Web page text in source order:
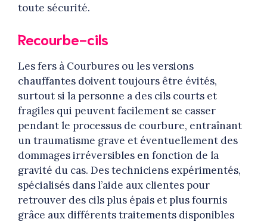
toute sécurité.
Recourbe-cils
Les fers à Courbures ou les versions
chauffantes doivent toujours être évités,
surtout si la personne a des cils courts et
fragiles qui peuvent facilement se casser
pendant le processus de courbure, entraînant
un traumatisme grave et éventuellement des
dommages irréversibles en fonction de la
gravité du cas. Des techniciens expérimentés,
spécialisés dans l’aide aux clientes pour
retrouver des cils plus épais et plus fournis
grâce aux différents traitements disponibles